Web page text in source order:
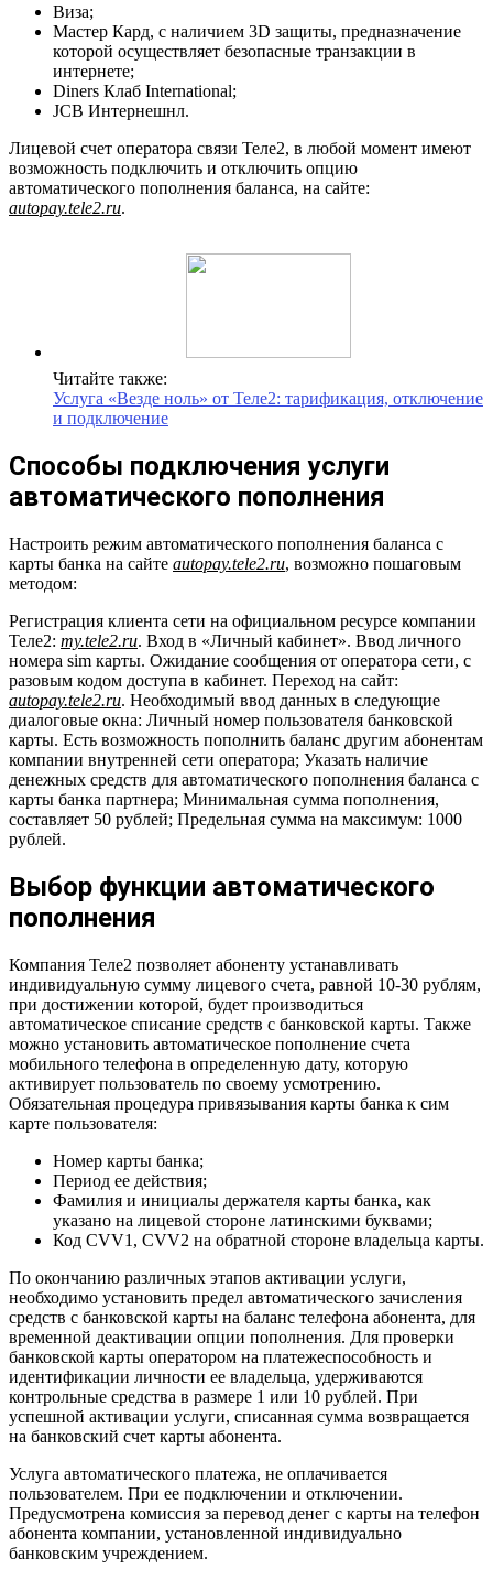
Виза;
Мастер Кард, с наличием 3D защиты, предназначение
которой осуществляет безопасные транзакции в
интернете;
Diners Клаб International;
JCB Интернешнл.
Лицевой счет оператора связи Теле2, в любой момент имеют
возможность подключить и отключить опцию
автоматического пополнения баланса, на сайте:
autopay.tele2.ru.
Читайте также:
Услуга «Везде ноль» от Теле2: тарификация, отключение
и подключение
Способы подключения услуги
автоматического пополнения
Настроить режим автоматического пополнения баланса с
карты банка на сайте autopay.tele2.ru, возможно пошаговым
методом:
Регистрация клиента сети на официальном ресурсе компании
Теле2: my.tele2.ru. Вход в «Личный кабинет». Ввод личного
номера sim карты. Ожидание сообщения от оператора сети, с
разовым кодом доступа в кабинет. Переход на сайт:
autopay.tele2.ru. Необходимый ввод данных в следующие
диалоговые окна: Личный номер пользователя банковской
карты. Есть возможность пополнить баланс другим абонентам
компании внутренней сети оператора; Указать наличие
денежных средств для автоматического пополнения баланса с
карты банка партнера; Минимальная сумма пополнения,
составляет 50 рублей; Предельная сумма на максимум: 1000
рублей.
Выбор функции автоматического
пополнения
Компания Теле2 позволяет абоненту устанавливать
индивидуальную сумму лицевого счета, равной 10-30 рублям,
при достижении которой, будет производиться
автоматическое списание средств с банковской карты. Также
можно установить автоматическое пополнение счета
мобильного телефона в определенную дату, которую
активирует пользователь по своему усмотрению.
Обязательная процедура привязывания карты банка к сим
карте пользователя:
Номер карты банка;
Период ее действия;
Фамилия и инициалы держателя карты банка, как
указано на лицевой стороне латинскими буквами;
Код CVV1, CVV2 на обратной стороне владельца карты.
По окончанию различных этапов активации услуги,
необходимо установить предел автоматического зачисления
средств с банковской карты на баланс телефона абонента, для
временной деактивации опции пополнения. Для проверки
банковской карты оператором на платежеспособность и
идентификации личности ее владельца, удерживаются
контрольные средства в размере 1 или 10 рублей. При
успешной активации услуги, списанная сумма возвращается
на банковский счет карты абонента.
Услуга автоматического платежа, не оплачивается
пользователем. При ее подключении и отключении.
Предусмотрена комиссия за перевод денег с карты на телефон
абонента компании, установленной индивидуально
банковским учреждением.